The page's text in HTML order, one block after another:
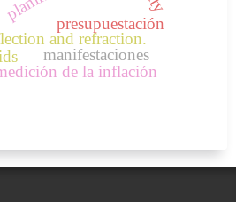
presupuestación
and refraction.
manifestaciones
de la inflación